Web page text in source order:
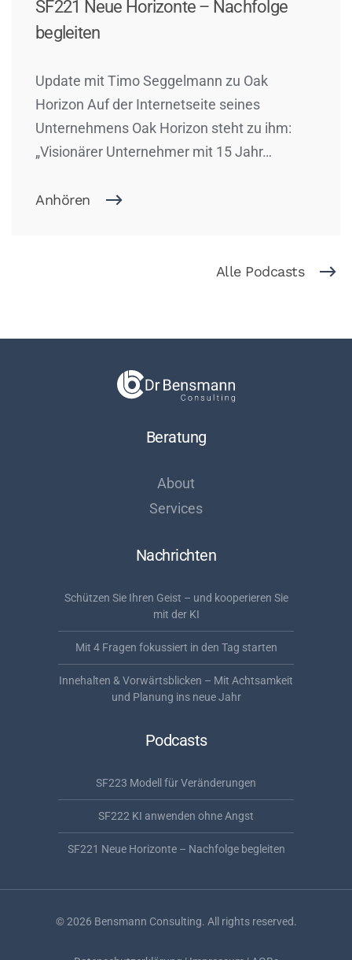
SF221 Neue Horizonte – Nachfolge
begleiten
Update mit Timo Seggelmann zu Oak
Horizon Auf der Internetseite seines
Unternehmens Oak Horizon steht zu ihm:
„Visionärer Unternehmer mit 15 Jahr…
Anhören
Alle Podcasts
Beratung
About
Services
Nachrichten
Schützen Sie Ihren Geist – und kooperieren Sie
mit der KI
Mit 4 Fragen fokussiert in den Tag starten
Innehalten & Vorwärtsblicken – Mit Achtsamkeit
und Planung ins neue Jahr
Podcasts
SF223 Modell für Veränderungen
SF222 KI anwenden ohne Angst
SF221 Neue Horizonte – Nachfolge begleiten
©2026 Bensmann Consulting. All rights reserved.